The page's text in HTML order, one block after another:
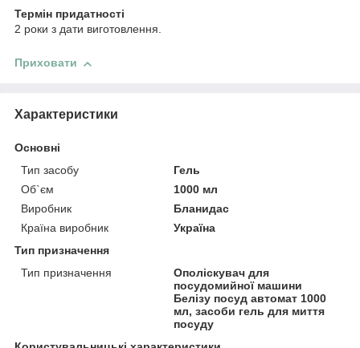
Термін придатності
2 роки з дати виготовлення.
Приховати
Характеристики
Основні
Тип засобу
Гель
Об`єм
1000 мл
Виробник
Бланидас
Країна виробник
Україна
Тип призначення
Тип призначення
Ополіскувач для
посудомийної машини
Белізу посуд автомат 1000
мл, засоби гель для миття
посуду